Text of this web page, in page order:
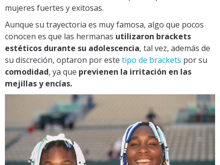
mujeres fuertes y exitosas.
Aunque su trayectoria es muy famosa, algo que pocos
conocen es que las hermanas utilizaron brackets
estéticos durante su adolescencia, tal vez, además de
su discreción, optaron por este tipo de brackets por su
comodidad, ya que previenen la irritación en las
mejillas y encías.